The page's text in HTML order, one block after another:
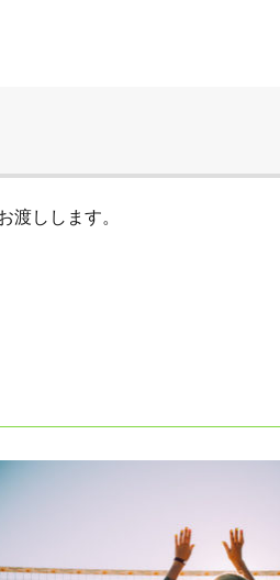
しします。